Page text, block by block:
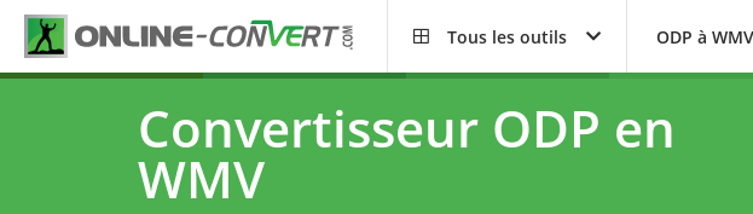
Tous les outils ODP à WMV
Convertisseur ODP en
WMV